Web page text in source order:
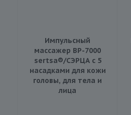
Импульсный
массажер BP-7000
sertsa®/СЭРЦА с 5
насадками для кожи
головы, для тела и
лица